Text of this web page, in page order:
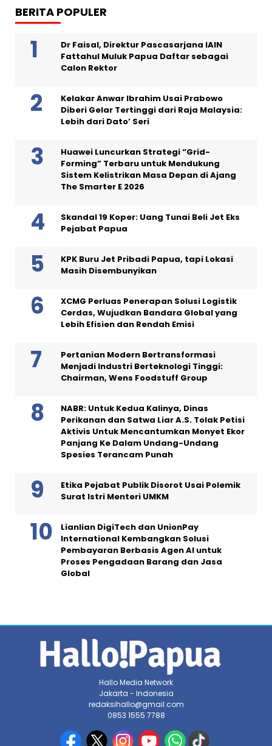
BERITA POPULER
Dr Faisal, Direktur Pascasarjana IAIN
Fattahul Muluk Papua Daftar sebagai
Calon Rektor
Kelakar Anwar Ibrahim Usai Prabowo
Diberi Gelar Tertinggi dari Raja Malaysia:
Lebih dari Dato’ Seri
Huawei Luncurkan Strategi “Grid-
Forming” Terbaru untuk Mendukung
Sistem Kelistrikan Masa Depan di Ajang
The Smarter E 2026
Skandal 19 Koper: Uang Tunai Beli Jet Eks
Pejabat Papua
KPK Buru Jet Pribadi Papua, tapi Lokasi
Masih Disembunyikan
XCMG Perluas Penerapan Solusi Logistik
Cerdas, Wujudkan Bandara Global yang
Lebih Efisien dan Rendah Emisi
Pertanian Modern Bertransformasi
Menjadi Industri Berteknologi Tinggi:
Chairman, Wens Foodstuff Group
NABR: Untuk Kedua Kalinya, Dinas
Perikanan dan Satwa Liar A.S. Tolak Petisi
Aktivis Untuk Mencantumkan Monyet Ekor
Panjang Ke Dalam Undang-Undang
Spesies Terancam Punah
Etika Pejabat Publik Disorot Usai Polemik
Surat Istri Menteri UMKM
Lianlian DigiTech dan UnionPay
International Kembangkan Solusi
Pembayaran Berbasis Agen AI untuk
Proses Pengadaan Barang dan Jasa
Global
Hallo Media Network
Jakarta - Indonesia
redaksihallo@gmail.com
0853 1555 7788